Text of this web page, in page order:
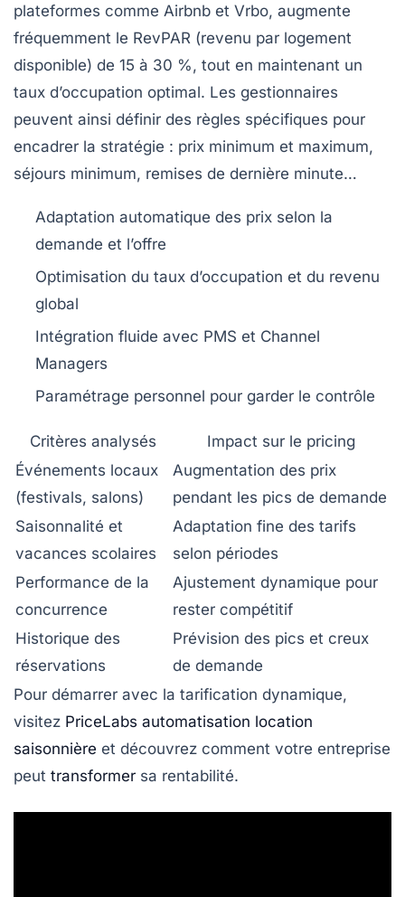
plateformes comme Airbnb et Vrbo, augmente
fréquemment le RevPAR (revenu par logement
disponible) de 15 à 30 %, tout en maintenant un
taux d’occupation optimal. Les gestionnaires
peuvent ainsi définir des règles spécifiques pour
encadrer la stratégie : prix minimum et maximum,
séjours minimum, remises de dernière minute…
Adaptation automatique des prix selon la
demande et l’offre
Optimisation du taux d’occupation et du revenu
global
Intégration fluide avec PMS et Channel
Managers
Paramétrage personnel pour garder le contrôle
Critères analysés
Impact sur le pricing
Événements locaux
(festivals, salons)
Augmentation des prix
pendant les pics de demande
Saisonnalité et
vacances scolaires
Adaptation fine des tarifs
selon périodes
Performance de la
concurrence
Ajustement dynamique pour
rester compétitif
Historique des
réservations
Prévision des pics et creux
de demande
Pour démarrer avec la tarification dynamique,
visitez PriceLabs automatisation location
saisonnière et découvrez comment votre entreprise
peut transformer sa rentabilité.